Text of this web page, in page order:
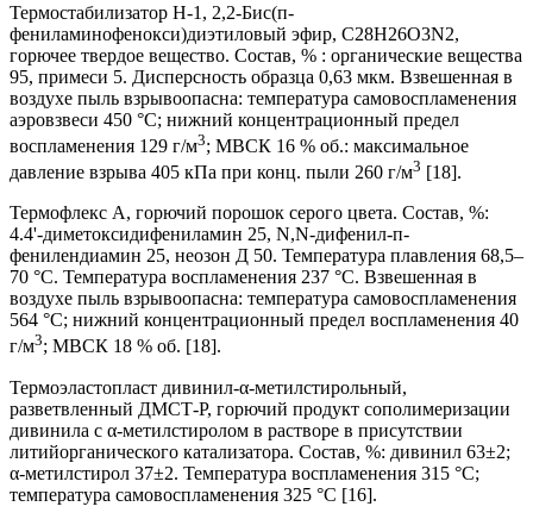
Термостабилизатор Н-1, 2,2-Бис(п-
фениламинофенокси)диэтиловый эфир, C28H26O3N2,
горючее твердое вещество. Состав, % : органические вещества
95, примеси 5. Дисперсность образца 0,63 мкм. Взвешенная в
воздухе пыль взрывоопасна: температура самовоспламенения
аэровзвеси 450 °С; нижний концентрационный предел
воспламенения 129 г/м3; МВСК 16 % об.: максимальное
давление взрыва 405 кПа при конц. пыли 260 г/м3 [18].
Термофлекс А, горючий порошок серого цвета. Состав, %:
4.4'-диметоксидифениламин 25, N,N-дифенил-п-
фенилендиамин 25, неозон Д 50. Температура плавления 68,5–
70 °С. Температура воспламенения 237 °С. Взвешенная в
воздухе пыль взрывоопасна: температура самовоспламенения
564 °С; нижний концентрационный предел воспламенения 40
г/м3; МВСК 18 % об. [18].
Термоэластопласт дивинил-α-метилстирольный,
разветвленный ДМСТ-Р, горючий продукт сополимеризации
дивинила с α-метилстиролом в растворе в присутствии
литийорганического катализатора. Состав, %: дивинил 63±2;
α-метилстирол 37±2. Температура воспламенения 315 °С;
температура самовоспламенения 325 °С [16].